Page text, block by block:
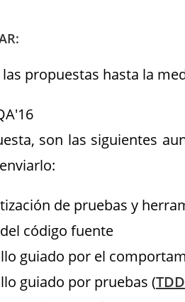
las propuestas hasta la
son las siguientes
de pruebas y
código fuente
guiado por el
guiado por pruebas (TDD